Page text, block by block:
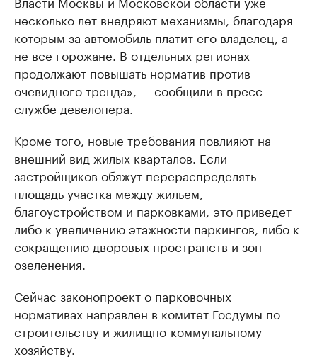
несколько лет внедряют механизмы, благодаря
которым за автомобиль платит его владелец, а
не все горожане. В отдельных регионах
продолжают повышать норматив против
очевидного тренда», — сообщили в пресс-
службе девелопера.
Кроме того, новые требования повлияют на
внешний вид жилых кварталов. Если
застройщиков обяжут перераспределять
площадь участка между жильем,
благоустройством и парковками, это приведет
либо к увеличению этажности паркингов, либо к
сокращению дворовых пространств и зон
озеленения.
Сейчас законопроект о парковочных
нормативах направлен в комитет Госдумы по
строительству и жилищно-коммунальному
хозяйству.